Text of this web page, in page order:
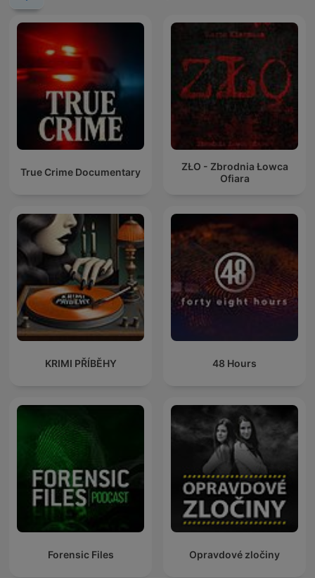
True Crime Documentary
ZŁO - Zbrodnia Łowca
Ofiara
KRIMI PŘÍBĚHY 48 Hours
Forensic Files Opravdové zločiny